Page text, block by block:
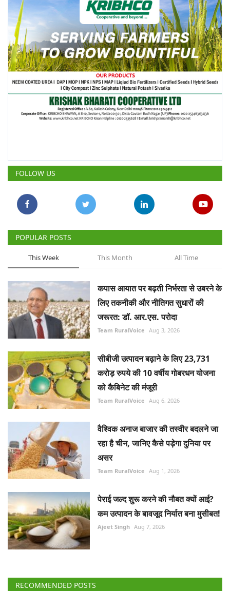
FOLLOW US
POPULAR POSTS
This Week This Month All Time
कपास आयात पर बढ़ती निर्भरता से उबरने के
लिए तकनीकी और नीतिगत सुधारों की
जरूरत: डॉ. आर.एस. परोदा
Team RuralVoice Aug 3, 2026
सीबीजी उत्पादन बढ़ाने के लिए 23,731
करोड़ रुपये की 10 वर्षीय गोबरधन योजना
को कैबिनेट की मंजूरी
Team RuralVoice Aug 6, 2026
वैश्विक अनाज बाजार की तस्वीर बदलने जा
रहा है चीन, जानिए कैसे पड़ेगा दुनिया पर
असर
Team RuralVoice Aug 1, 2026
पेराई जल्द शुरू करने की नौबत क्यों आई?
कम उत्पादन के बावजूद निर्यात बना मुसीबत!
Ajeet Singh Aug 7, 2026
RECOMMENDED POSTS